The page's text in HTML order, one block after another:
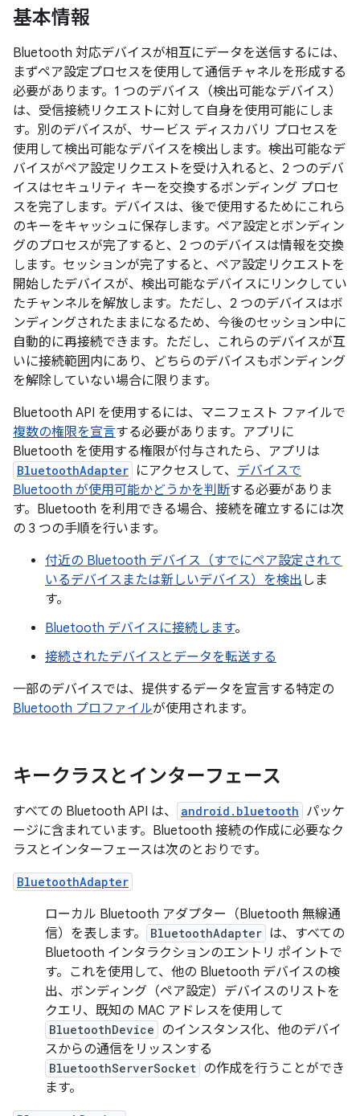
基本情報
Bluetooth 対応デバイスが相互にデータを送信するには、
まずペア設定プロセスを使用して通信チャネルを形成する
必要があります。1 つのデバイス（検出可能なデバイス）
は、受信接続リクエストに対して自身を使用可能にしま
す。別のデバイスが、サービス ディスカバリ プロセスを
使用して検出可能なデバイスを検出します。検出可能なデ
バイスがペア設定リクエストを受け入れると、2 つのデバ
イスはセキュリティ キーを交換するボンディング プロセ
スを完了します。デバイスは、後で使用するためにこれら
のキーをキャッシュに保存します。ペア設定とボンディン
グのプロセスが完了すると、2 つのデバイスは情報を交換
します。セッションが完了すると、ペア設定リクエストを
開始したデバイスが、検出可能なデバイスにリンクしてい
たチャンネルを解放します。ただし、2 つのデバイスはボ
ンディングされたままになるため、今後のセッション中に
自動的に再接続できます。ただし、これらのデバイスが互
いに接続範囲内にあり、どちらのデバイスもボンディング
を解除していない場合に限ります。
Bluetooth API を使用するには、マニフェスト ファイルで
複数の権限を宣言する必要があります。アプリに
Bluetooth を使用する権限が付与されたら、アプリは
BluetoothAdapter にアクセスして、 デバイスで
Bluetooth が使用可能かどうかを判断する必要がありま
す。Bluetooth を利用できる場合、接続を確立するには次
の 3 つの手順を行います。
付近の Bluetooth デバイス（すでにペア設定されて
いるデバイスまたは新しいデバイス）を検出 しま
す。
Bluetooth デバイスに接続します。
接続されたデバイスとデータを転送する
一部のデバイスでは、提供するデータを宣言する特定の
Bluetooth プロファイルが使用されます。
キークラスとインターフェース
すべての Bluetooth API は、 android.bluetooth パッケ
ージに含まれています。Bluetooth 接続の作成に必要なク
ラスとインターフェースは次のとおりです。
BluetoothAdapter
ローカル Bluetooth アダプター（Bluetooth 無線通
信）を表します。
BluetoothAdapter は、すべての
Bluetooth インタラクションのエントリ ポイントで
す。これを使用して、他の Bluetooth デバイスの検
出、ボンディング（ペア設定）デバイスのリストを
クエリ、既知の MAC アドレスを使用して
BluetoothDevice のインスタンス化、他のデバイ
スからの通信をリッスンする
BluetoothServerSocket の作成を行うことができ
ます。